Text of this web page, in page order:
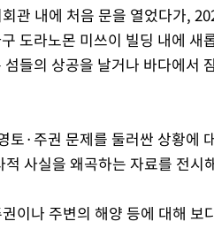
관 내에 처음 문을 열었다가,
도라노몬 미쓰이 빌딩 내에 새
들의 상공을 날거나 바다에서
토·주권 문제를 둘러싼 상황에
사실을 왜곡하는 자료를 전시
이나 주변의 해양 등에 대해 보